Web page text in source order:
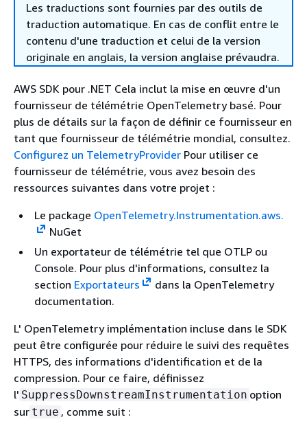
Les traductions sont fournies par des outils de
traduction automatique. En cas de conflit entre le
contenu d'une traduction et celui de la version
originale en anglais, la version anglaise prévaudra.
AWS SDK pour .NET Cela inclut la mise en œuvre d'un
fournisseur de télémétrie OpenTelemetry basé. Pour
plus de détails sur la façon de définir ce fournisseur en
tant que fournisseur de télémétrie mondial, consultez.
Configurez un TelemetryProvider Pour utiliser ce
fournisseur de télémétrie, vous avez besoin des
ressources suivantes dans votre projet :
Le package OpenTelemetry.Instrumentation.aws.
NuGet
Un exportateur de télémétrie tel que OTLP ou
Console. Pour plus d'informations, consultez la
section Exportateurs
dans la OpenTelemetry
documentation.
L' OpenTelemetry implémentation incluse dans le SDK
peut être configurée pour réduire le suivi des requêtes
HTTPS, des informations d'identification et de la
compression. Pour ce faire, définissez
l' SuppressDownstreamInstrumentation option
sur true , comme suit :